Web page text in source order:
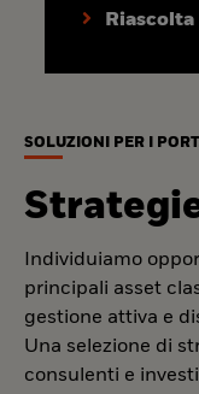
Riascolta
SOLUZIONI PER I
Individuiamo
principali asset
gestione attiva e
Una selezione di
consulenti e